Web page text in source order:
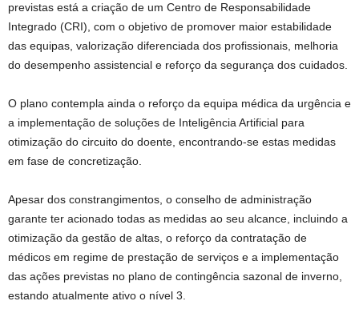
previstas está a criação de um Centro de Responsabilidade
Integrado (CRI), com o objetivo de promover maior estabilidade
das equipas, valorização diferenciada dos profissionais, melhoria
do desempenho assistencial e reforço da segurança dos cuidados.
O plano contempla ainda o reforço da equipa médica da urgência e
a implementação de soluções de Inteligência Artificial para
otimização do circuito do doente, encontrando-se estas medidas
em fase de concretização.
Apesar dos constrangimentos, o conselho de administração
garante ter acionado todas as medidas ao seu alcance, incluindo a
otimização da gestão de altas, o reforço da contratação de
médicos em regime de prestação de serviços e a implementação
das ações previstas no plano de contingência sazonal de inverno,
estando atualmente ativo o nível 3.